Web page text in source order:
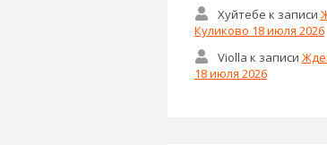
Хуйтебе к записи
Куликово 18 июля 2026
Violla к записи
18 июля 2026